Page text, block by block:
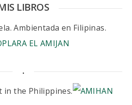
LIBROS
Ambientada en Filipinas.
.
in the Philippines.